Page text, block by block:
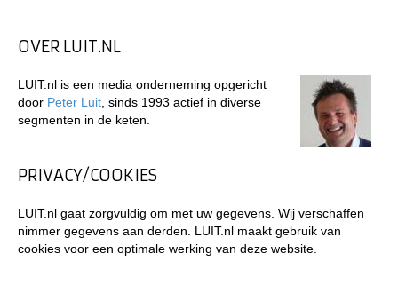
OVER LUIT.NL
LUIT.nl is een media onderneming opgericht
door Peter Luit , sinds 1993 actief in diverse
segmenten in de keten.
PRIVACY/COOKIES
LUIT.nl gaat zorgvuldig om met uw gegevens. Wij verschaffen
nimmer gegevens aan derden. LUIT.nl maakt gebruik van
cookies voor een optimale werking van deze website.